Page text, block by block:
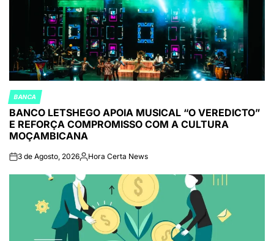
POSTED
IN
BANCA
BANCO LETSHEGO APOIA MUSICAL “O VEREDICTO”
E REFORÇA COMPROMISSO COM A CULTURA
MOÇAMBICANA
on3 de Agosto, 2026Publicado
Hora Certa News